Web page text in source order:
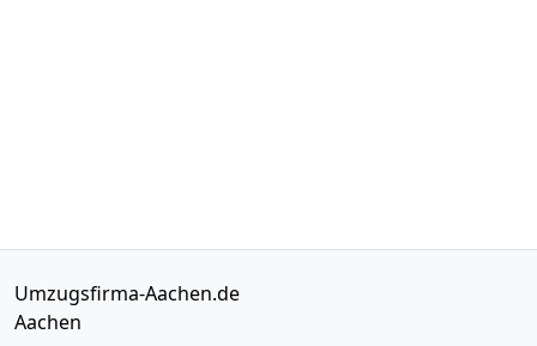
Umzugsfirma-Aachen.de
Aachen